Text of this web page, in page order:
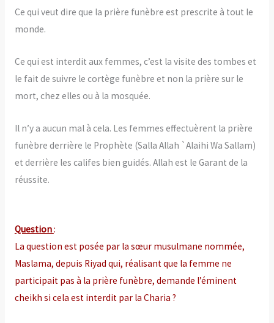
Ce qui veut dire que la prière funèbre est prescrite à tout le
monde.
Ce qui est interdit aux femmes, c’est la visite des tombes et
le fait de suivre le cortège funèbre et non la prière sur le
mort, chez elles ou à la mosquée.
Il n’y a aucun mal à cela. Les femmes effectuèrent la prière
funèbre derrière le Prophète (Salla Allah `Alaihi Wa Sallam)
et derrière les califes bien guidés. Allah est le Garant de la
réussite.
Question:
La question est posée par la sœur musulmane nommée,
Maslama, depuis Riyad qui, réalisant que la femme ne
participait pas à la prière funèbre, demande l’éminent
cheikh si cela est interdit par la Charia ?